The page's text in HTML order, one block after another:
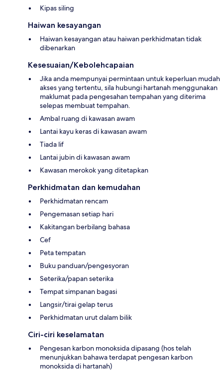
Kipas siling
Haiwan kesayangan
Haiwan kesayangan atau haiwan perkhidmatan tidak
dibenarkan
Kesesuaian/Kebolehcapaian
Jika anda mempunyai permintaan untuk keperluan mudah
akses yang tertentu, sila hubungi hartanah menggunakan
maklumat pada pengesahan tempahan yang diterima
selepas membuat tempahan.
Ambal ruang di kawasan awam
Lantai kayu keras di kawasan awam
Tiada lif
Lantai jubin di kawasan awam
Kawasan merokok yang ditetapkan
Perkhidmatan dan kemudahan
Perkhidmatan rencam
Pengemasan setiap hari
Kakitangan berbilang bahasa
Cef
Peta tempatan
Buku panduan/pengesyoran
Seterika/papan seterika
Tempat simpanan bagasi
Langsir/tirai gelap terus
Perkhidmatan urut dalam bilik
Ciri-ciri keselamatan
Pengesan karbon monoksida dipasang (hos telah
menunjukkan bahawa terdapat pengesan karbon
monoksida di hartanah)